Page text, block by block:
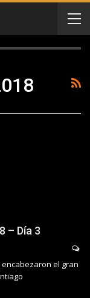
– Día 3
encabezaron el gran